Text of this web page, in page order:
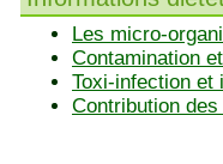
Les micro-
Contamination
Toxi-infection et
Contribution